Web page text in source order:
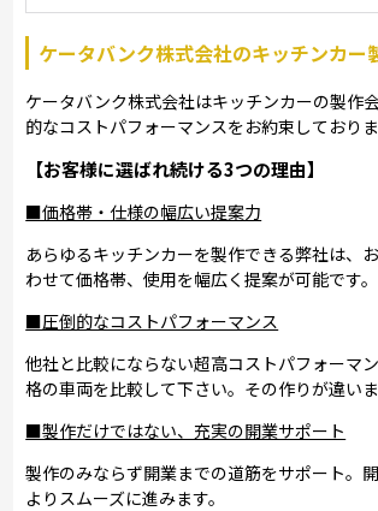
ケータバンク株式会社のキッチンカー
ケータバンク株式会社はキッチンカーの製作
的なコストパフォーマンスをお約束しておりま
【お客様に選ばれ続ける3つの理由】
■価格帯・仕様の幅広い提案力
あらゆるキッチンカーを製作できる弊社は、
わせて価格帯、使用を幅広く提案が可能です。
■圧倒的なコストパフォーマンス
他社と比較にならない超高コストパフォーマ
格の車両を比較して下さい。その作りが違いま
■製作だけではない、充実の開業サポート
製作のみならず開業までの道筋をサポート。
よりスムーズに進みます。